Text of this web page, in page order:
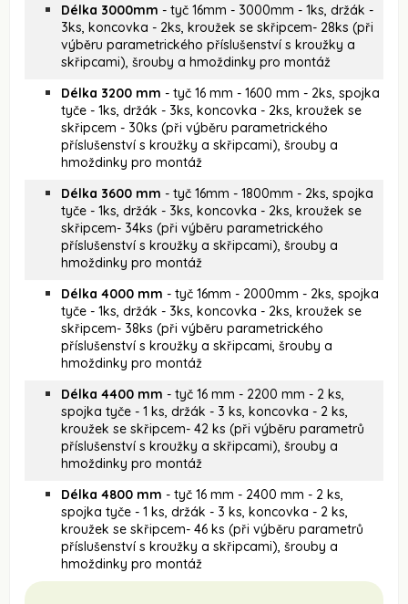
Délka 3000mm - tyč 16mm - 3000mm - 1ks, držák -
3ks, koncovka - 2ks, kroužek se skřipcem- 28ks (při
výběru parametrického příslušenství s kroužky a
skřipcami), šrouby a hmoždinky pro montáž
Délka 3200 mm - tyč 16 mm - 1600 mm - 2ks, spojka
tyče - 1ks, držák - 3ks, koncovka - 2ks, kroužek se
skřipcem - 30ks (při výběru parametrického
příslušenství s kroužky a skřipcami), šrouby a
hmoždinky pro montáž
Délka 3600 mm - tyč 16mm - 1800mm - 2ks, spojka
tyče - 1ks, držák - 3ks, koncovka - 2ks, kroužek se
skřipcem- 34ks (při výběru parametrického
příslušenství s kroužky a skřipcami), šrouby a
hmoždinky pro montáž
Délka 4000 mm - tyč 16mm - 2000mm - 2ks, spojka
tyče - 1ks, držák - 3ks, koncovka - 2ks, kroužek se
skřipcem- 38ks (při výběru parametrického
příslušenství s kroužky a skřipcami, šrouby a
hmoždinky pro montáž
Délka 4400 mm - tyč 16 mm - 2200 mm - 2 ks,
spojka tyče - 1 ks, držák - 3 ks, koncovka - 2 ks,
kroužek se skřipcem- 42 ks (při výběru parametrů
příslušenství s kroužky a skřipcami), šrouby a
hmoždinky pro montáž
Délka 4800 mm - tyč 16 mm - 2400 mm - 2 ks,
spojka tyče - 1 ks, držák - 3 ks, koncovka - 2 ks,
kroužek se skřipcem- 46 ks (při výběru parametrů
příslušenství s kroužky a skřipcami), šrouby a
hmoždinky pro montáž